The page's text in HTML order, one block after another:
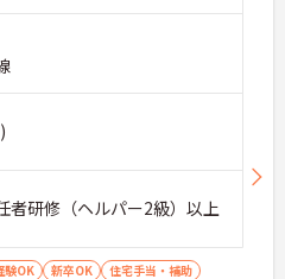
者研修（ヘルパー2級）以上
験OK 新卒OK 住宅手当・補助